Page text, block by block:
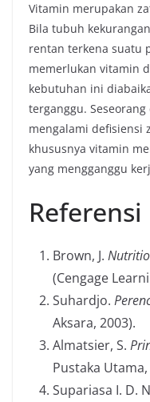
Vitamin merupakan
Bila tubuh
rentan terkena suatu
memerlukan vitamin
kebutuhan ini
terganggu.
mengalami defisiensi
khususnya vitamin
yang mengganggu
Referensi
Brown, J.
(Cengage
Suhardjo.
Aksara, 2003).
Almatsier, S.
Pustaka Utama,
Supariasa I. D.